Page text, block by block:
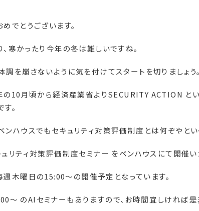
でとうございます。
寒かったり今年の冬は難しいですね。
調を崩さないように気を付けてスタートを切りましょう。
の10月頃から経済産業省よりSECURITY ACTION と
。
ンハウスでもセキュリティ対策評価制度とは何ぞやと
リティ対策評価制度セミナー をベンハウスにて開催い
週木曜日の15:00〜の開催予定となっています。
〜 のAI セミナーもありますので、お時間宜しければ是